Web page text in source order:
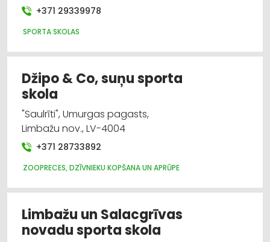
Bērnu preču tirdzniecība
Bērnu preču vairumtirdzniecība
Bērnu un jauniešu brīvā laika organizēšana,
nometnes
Elektrotehnisko iekārtu un elektromateriālu
tirdzniecība
Elektrotehnisko iekārtu un elektromateriālu
vairumtirdzniecība
Foto pakalpojumi
+371 29339978
SPORTA SKOLAS
Džipo & Co, suņu sporta
skola
"Saulrīti", Umurgas pagasts,
Limbažu nov., LV-4004
+371 28733892
ZOOPRECES, DZĪVNIEKU KOPŠANA UN APRŪPE
Limbažu un Salacgrīvas
novadu sporta skola